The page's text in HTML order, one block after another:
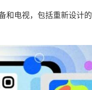
和电视，包括重新设计